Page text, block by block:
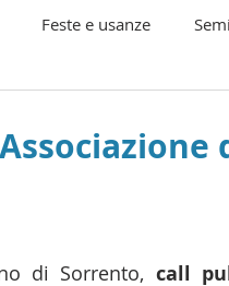
Feste e usanze
di Sorrento, call